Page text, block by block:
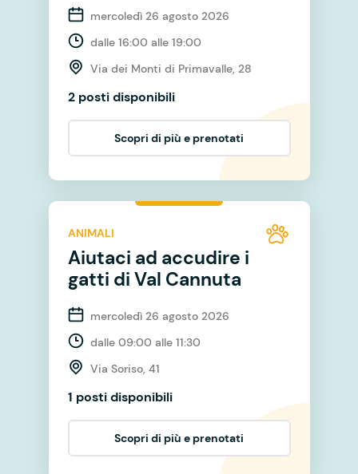
mercoledì 26 agosto 2026
dalle 16:00 alle 19:00
Via dei Monti di Primavalle, 28
2 posti disponibili
Scopri di più e prenotati
ANIMALI
Aiutaci ad accudire i
gatti di Val Cannuta
mercoledì 26 agosto 2026
dalle 09:00 alle 11:30
Via Soriso, 41
1 posti disponibili
Scopri di più e prenotati